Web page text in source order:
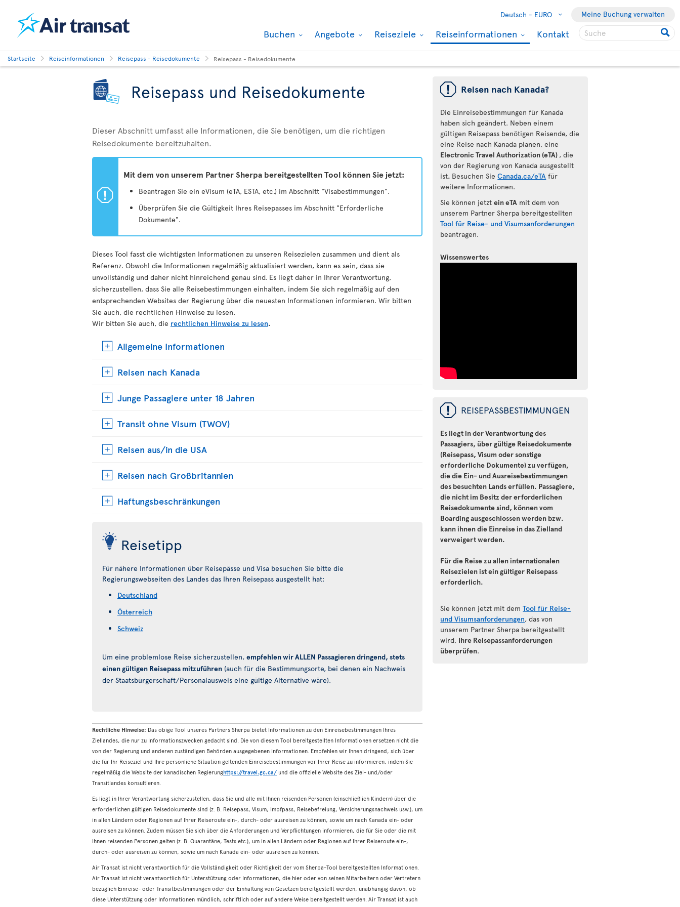
Deutsch - EURO Meine Buchung verwalten
Buchen Angebote Reiseziele Reiseinformationen Kontakt
Startseite Reiseinformationen Reisepass - Reisedokumente Reisepass - Reisedokumente
Reisepass und Reisedokumente
Dieser Abschnitt umfasst alle Informationen, die Sie benötigen, um die richtigen
Reisedokumente bereitzuhalten.
ü
Mit dem von unserem Partner Sherpa bereitgestellten Tool können Sie jetzt:
Beantragen Sie ein eVisum (eTA, ESTA, etc.) im Abschnitt "Visabestimmungen".
Überprüfen Sie die Gültigkeit Ihres Reisepasses im Abschnitt "Erforderliche
Dokumente".
Dieses Tool fasst die wichtigsten Informationen zu unseren Reisezielen zusammen und dient als
Referenz. Obwohl die Informationen regelmäßig aktualisiert werden, kann es sein, dass sie
unvollständig und daher nicht hinreichend genau sind. Es liegt daher in Ihrer Verantwortung,
sicherzustellen, dass Sie alle Reisebestimmungen einhalten, indem Sie sich regelmäßig auf den
entsprechenden Websites der Regierung über die neuesten Informationen informieren. Wir bitten
Sie auch, die rechtlichen Hinweise zu lesen.
Wir bitten Sie auch, die rechtlichen Hinweise zu lesen.
Allgemeine Informationen
Reisen nach Kanada
Junge Passagiere unter 18 Jahren
Transit ohne Visum (TWOV)
Reisen aus/in die USA
Reisen nach Großbritannien
Haftungsbeschränkungen
Reisetipp
Für nähere Informationen über Reisepässe und Visa besuchen Sie bitte die
Regierungswebseiten des Landes das Ihren Reisepass ausgestellt hat:
Deutschland
Österreich
Schweiz
Um eine problemlose Reise sicherzustellen, empfehlen wir ALLEN Passagieren dringend, stets
einen gültigen Reisepass mitzuführen (auch für die Bestimmungsorte, bei denen ein Nachweis
der Staatsbürgerschaft/Personalausweis eine gültige Alternative wäre).
Rechtliche Hinweise: Das obige Tool unseres Partners Sherpa bietet Informationen zu den Einreisebestimmungen Ihres
Ziellandes, die nur zu Informationszwecken gedacht sind. Die von diesem Tool bereitgestellten Informationen ersetzen nicht die
von der Regierung und anderen zuständigen Behörden ausgegebenen Informationen. Empfehlen wir Ihnen dringend, sich über
die für Ihr Reiseziel und Ihre persönliche Situation geltenden Einreisebestimmungen vor Ihrer Reise zu informieren, indem Sie
regelmäßig die Website der kanadischen Regierunghttps://travel.gc.ca/ und die offizielle Website des Ziel- und/oder
Transitlandes konsultieren.
Es liegt in Ihrer Verantwortung sicherzustellen, dass Sie und alle mit Ihnen reisenden Personen (einschließlich Kindern) über die
erforderlichen gültigen Reisedokumente sind (z. B. Reisepass, Visum, Impfpass, Reisebefreiung, Versicherungsnachweis usw.), um
in allen Ländern oder Regionen auf Ihrer Reiseroute ein-, durch- oder ausreisen zu können, sowie um nach Kanada ein- oder
ausreisen zu können. Zudem müssen Sie sich über die Anforderungen und Verpflichtungen informieren, die für Sie oder die mit
Ihnen reisenden Personen gelten (z. B. Quarantäne, Tests etc.), um in allen Ländern oder Regionen auf Ihrer Reiseroute ein-,
durch- oder ausreisen zu können, sowie um nach Kanada ein- oder ausreisen zu können.
Air Transat ist nicht verantwortlich für die Vollständigkeit oder Richtigkeit der vom Sherpa-Tool bereitgestellten Informationen.
Air Transat ist nicht verantwortlich für Unterstützung oder Informationen, die hier oder von seinen Mitarbeitern oder Vertretern
bezüglich Einreise- oder Transitbestimmungen oder der Einhaltung von Gesetzen bereitgestellt werden, unabhängig davon, ob
diese Unterstützung oder Informationen mündlich, schriftlich oder auf andere Weise bereitgestellt werden. Air Transat ist auch
ü Reisen nach Kanada?
Die Einreisebestimmungen für Kanada
haben sich geändert. Neben einem
gültigen Reisepass benötigen Reisende, die
eine Reise nach Kanada planen, eine
Electronic Travel Authorization (eTA) , die
von der Regierung von Kanada ausgestellt
ist. Besuchen SieCanada.ca/eTA für
weitere Informationen.
Sie können jetztein eTA mit dem von
unserem Partner Sherpa bereitgestellten
Tool für Reise- und Visumsanforderungen
beantragen.
Wissenswertes
ü REISEPASSBESTIMMUNGEN
Es liegt in der Verantwortung des
Passagiers, über gültige Reisedokumente
(Reisepass, Visum oder sonstige
erforderliche Dokumente) zu verfügen,
die die Ein- und Ausreisebestimmungen
des besuchten Lands erfüllen. Passagiere,
die nicht im Besitz der erforderlichen
Reisedokumente sind, können vom
Boarding ausgeschlossen werden bzw.
kann ihnen die Einreise in das Zielland
verweigert werden.
Für die Reise zu allen internationalen
Reisezielen ist ein gültiger Reisepass
erforderlich.
Sie können jetzt mit demTool für Reise-
und Visumsanforderungen, das von
unserem Partner Sherpa bereitgestellt
wird, Ihre Reisepassanforderungen
überprüfen.